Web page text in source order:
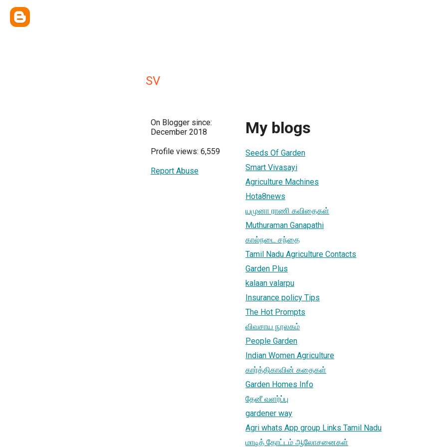
SV
On Blogger since:
December 2018
Profile views: 6,559
Report Abuse
My blogs
Seeds Of Garden
Smart Vivasayi
Agriculture Machines
Hota8news
யமுனா ராணி கவிதைகள்
Muthuraman Ganapathi
கால்நடை சந்தை
Tamil Nadu Agriculture Contacts
Garden Plus
kalaan valarpu
Insurance policy Tips
The Hot Prompts
விவசாய நூலகம்
People Garden
Indian Women Agriculture
கார்த்திகாவின் கதைகள்
Garden Homes Info
தேனீ வளர்ப்பு
gardener way
Agri whats App group Links Tamil Nadu
மாடித் தோட்டம் ஆலோசனைகள்